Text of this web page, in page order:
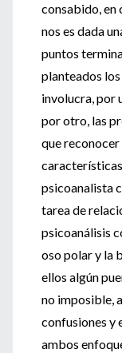
consabido, en
nos es dada
puntos
planteados
involucra, por
por otro, las
que
psicoanalista
tarea de
psicoanálisis
oso polar y la
ellos algún
no imposible,
confusiones y
ambos